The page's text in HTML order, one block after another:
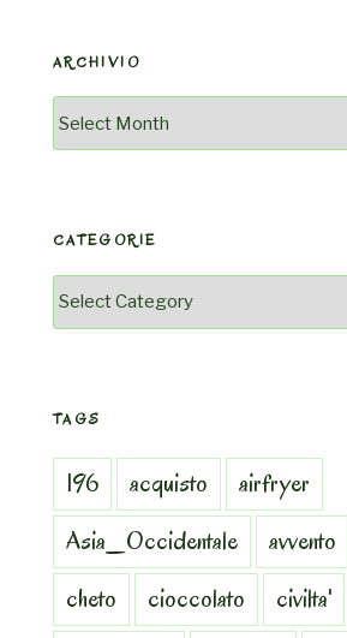
ARCHIVIO
Archivio
CATEGORIE
Categorie
TAGS
196 acquisto
airfryer
Asia_Occidentale
avvento
cheto
cioccolato civilta'